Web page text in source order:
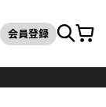
検索
会員登録カート